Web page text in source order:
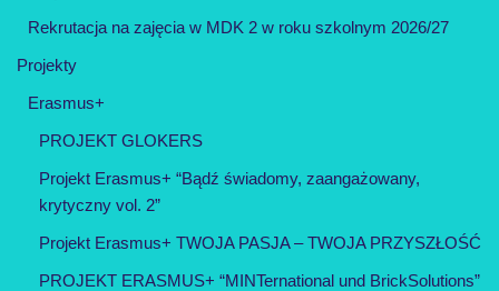
Rekrutacja na zajęcia w MDK 2 w roku szkolnym 2026/27
Projekty
Erasmus+
PROJEKT GLOKERS
Projekt Erasmus+ “Bądź świadomy, zaangażowany,
krytyczny vol. 2”
Projekt Erasmus+ TWOJA PASJA – TWOJA PRZYSZŁOŚĆ
PROJEKT ERASMUS+ “MINTernational und BrickSolutions”